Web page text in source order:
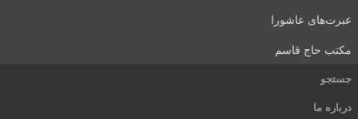
عبرت‌های عاشورا
مکتب حاج قاسم
جستجو
درباره ما